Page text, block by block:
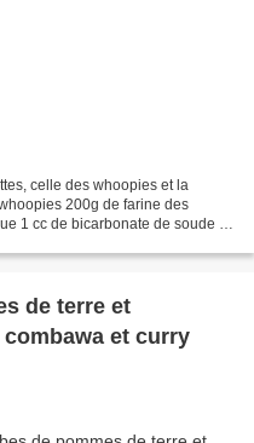
celle des whoopies et la
200g de farine des
1 cc de bicarbonate de soude 1
de terre et
et curry